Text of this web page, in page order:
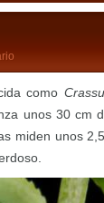
como
unos 30 cm
miden unos